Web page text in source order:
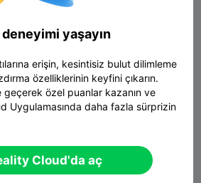
deneyimi yaşayın
erişin, kesintisiz bulut dilimleme
özelliklerinin keyfini çıkarın.
geçerek özel puanlar kazanın ve
Uygulamasında daha fazla sürprizin
Cloud'da aç